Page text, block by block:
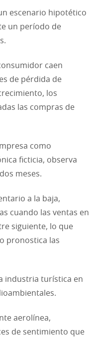
escenario hipotético
un período de
caen
de pérdida de
los
las compras de
como
ficticia, observa
meses.
a la baja,
cuando las ventas en
siguiente, lo que
pronostica las
industria turística en
aerolínea,
de sentimiento que